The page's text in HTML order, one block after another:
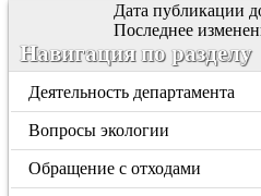
Дата публикации
Последнее
Навигация по разделу
Деятельность департамента
Вопросы экологии
Обращение с отходами